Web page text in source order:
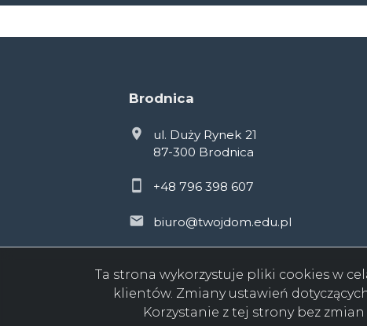
Brodnica
ul. Duży Rynek 21
87-300 Brodnica
+48 796 398 607
biuro@twojdom.edu.pl
Ta strona wykorzystuje pliki cookies w
klientów. Zmiany ustawień
Korzystanie z tej strony bez